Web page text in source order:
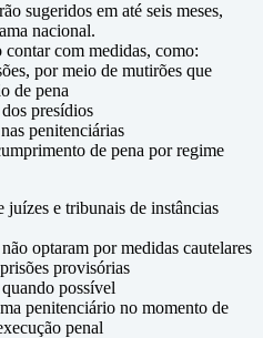
sugeridos em até seis meses,
nacional.
com medidas, como:
por meio de mutirões que
de pena
presídios
penitenciárias
de pena por regime
juízes e tribunais de instâncias
optaram por medidas cautelares
provisórias
possível
penitenciário no momento de
penal